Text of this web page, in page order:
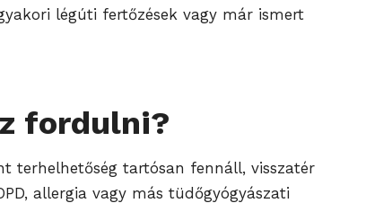
légúti fertőzések vagy már ismert
fordulni?
terhelhetőség tartósan fennáll, visszatér
allergia vagy más tüdőgyógyászati